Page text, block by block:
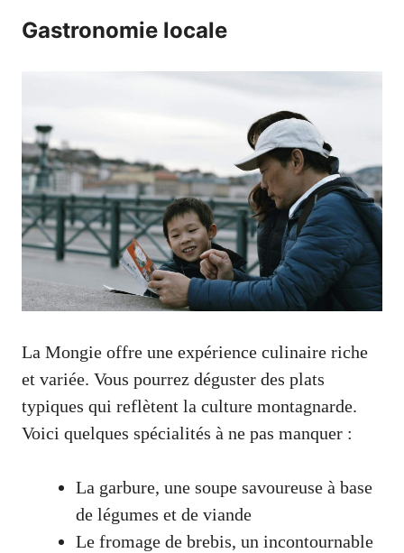
Gastronomie locale
La Mongie offre une expérience culinaire riche
et variée. Vous pourrez déguster des plats
typiques qui reflètent la culture montagnarde.
Voici quelques spécialités à ne pas manquer :
La garbure, une soupe savoureuse à base
de légumes et de viande
Le fromage de brebis, un incontournable